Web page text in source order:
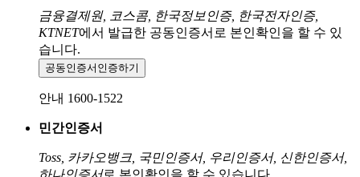
금융결제원, 코스콤, 한국정보인증, 한국전자인증,
KTNET에서 발급한 공동인증서로 본인확인을 할 수 있
습니다.
공동인증서 인증하기
안내 1600-1522
민간인증서
Toss, 카카오뱅크, 국민인증서, 우리인증서, 신한인증서,